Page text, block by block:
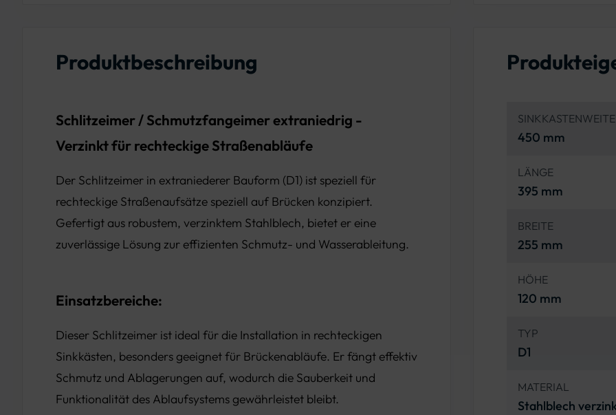
Produktbeschreibung
Schlitzeimer / Schmutzfangeimer extraniedrig -
Verzinkt für rechteckige Straßenabläufe
Der Schlitzeimer in extraniederer Bauform (D1) ist speziell für
rechteckige Straßenaufsätze speziell auf Brücken konzipiert.
Gefertigt aus robustem, verzinktem Stahlblech, bietet er eine
zuverlässige Lösung zur effizienten Schmutz- und Wasserableitung.
Einsatzbereiche:
Dieser Schlitzeimer ist ideal für die Installation in rechteckigen
Sinkkästen, besonders geeignet für Brückenabläufe. Er fängt effektiv
Schmutz und Ablagerungen auf, wodurch die Sauberkeit und
Funktionalität des Ablaufsystems gewährleistet bleibt.
SINKKASTENWEITE
450 mm
LÄNGE
395 mm
BREITE
255 mm
HÖHE
120 mm
TYP
D1
MATERIAL
Stahlblech